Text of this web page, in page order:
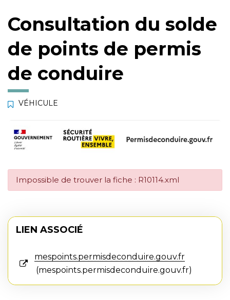
Consultation du solde
de points de permis
de conduire
VÉHICULE
Impossible de trouver la fiche : R10114.xml
LIEN ASSOCIÉ
mespoints.permisdeconduire.gouv.fr
mespoints.permisdeconduire.gouv.fr